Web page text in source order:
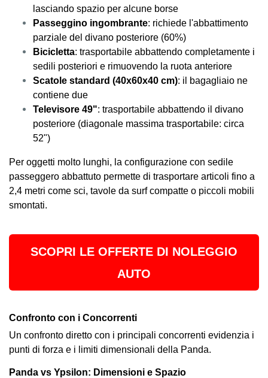
lasciando spazio per alcune borse
Passeggino ingombrante: richiede l'abbattimento
parziale del divano posteriore (60%)
Bicicletta: trasportabile abbattendo completamente i
sedili posteriori e rimuovendo la ruota anteriore
Scatole standard (40x60x40 cm): il bagagliaio ne
contiene due
Televisore 49": trasportabile abbattendo il divano
posteriore (diagonale massima trasportabile: circa
52")
Per oggetti molto lunghi, la configurazione con sedile
passeggero abbattuto permette di trasportare articoli fino a
2,4 metri come sci, tavole da surf compatte o piccoli mobili
smontati.
SCOPRI LE OFFERTE DI NOLEGGIO
AUTO
Confronto con i Concorrenti
Un confronto diretto con i principali concorrenti evidenzia i
punti di forza e i limiti dimensionali della Panda.
Panda vs Ypsilon: Dimensioni e Spazio